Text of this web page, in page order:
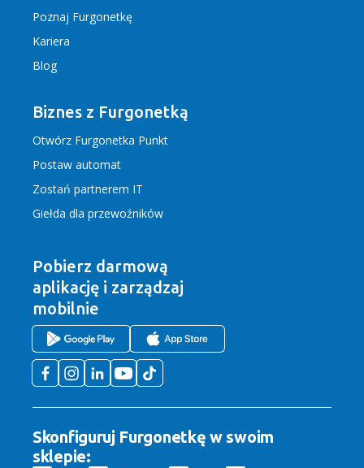
Poznaj Furgonetkę
Kariera
Blog
Biznes z Furgonetką
Otwórz Furgonetka Punkt
Postaw automat
Zostań partnerem IT
Giełda dla przewoźników
Pobierz darmową
aplikację i zarządzaj
mobilnie
Skonfiguruj Furgonetkę w swoim
sklepie: